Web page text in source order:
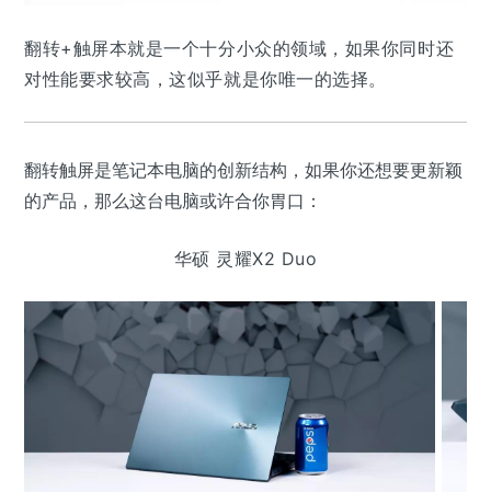
翻转+触屏本就是一个十分小众的领域，如果你同时还
对性能要求较高，这似乎就是你唯一的选择。
翻转触屏是笔记本电脑的创新结构，如果你还想要更新颖
的产品，那么这台电脑或许合你胃口：
华硕 灵耀X2 Duo